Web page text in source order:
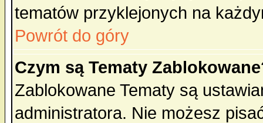
tematów przyklejonych na
Powrót do góry
Czym są Tematy
Zablokowane Tematy są
administratora. Nie możesz